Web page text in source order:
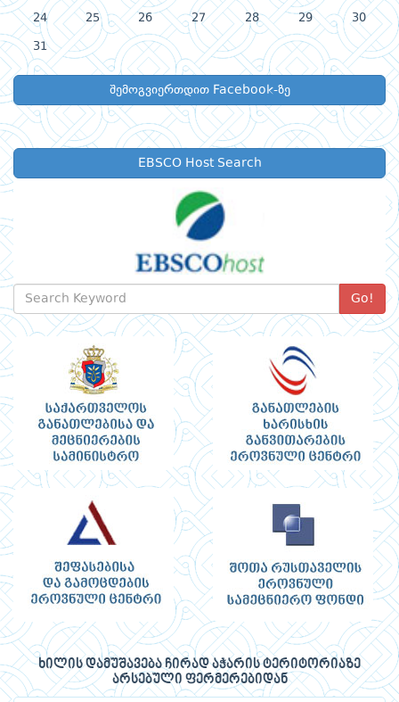
24 25 26 27 28 29 30
31
შემოგვიერთდით Facebook-ზე
EBSCO Host Search
Go!
ხილის დამუშავება ჩირად აჭარის ტერიტორიაზე
არსებული ფერმერებიდან